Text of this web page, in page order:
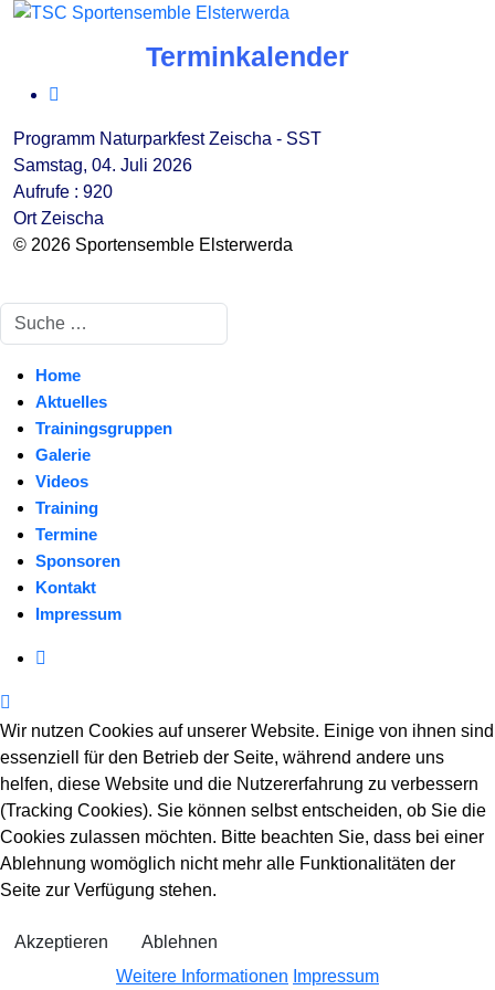
Terminkalender
Programm Naturparkfest Zeischa - SST
Samstag, 04. Juli 2026
Aufrufe : 920
OrtZeischa
© 2026 Sportensemble Elsterwerda
Suchen
Home
Aktuelles
Trainingsgruppen
Galerie
Videos
Training
Termine
Sponsoren
Kontakt
Impressum
Wir nutzen Cookies auf unserer Website. Einige von ihnen sind
essenziell für den Betrieb der Seite, während andere uns
helfen, diese Website und die Nutzererfahrung zu verbessern
(Tracking Cookies). Sie können selbst entscheiden, ob Sie die
Cookies zulassen möchten. Bitte beachten Sie, dass bei einer
Ablehnung womöglich nicht mehr alle Funktionalitäten der
Seite zur Verfügung stehen.
Akzeptieren
Ablehnen
Weitere Informationen Impressum